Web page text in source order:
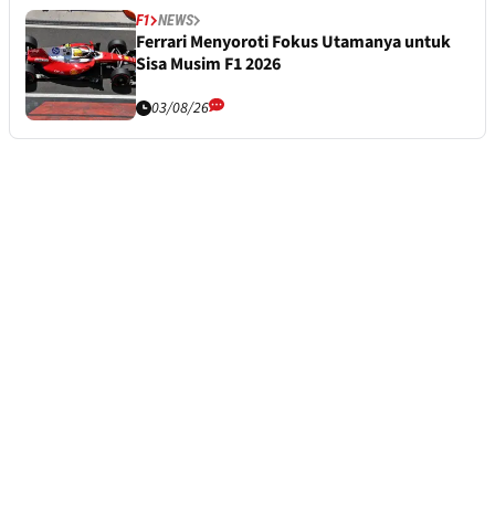
F1 NEWS
Ferrari Menyoroti Fokus Utamanya untuk
Sisa Musim F1 2026
03/08/26